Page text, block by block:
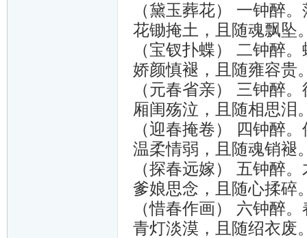
（黛玉葬花） 一钟醉
花锄掩土，且随魂飘坠
（宝钗扑蝶） 二钟醉
娇颜慎褪，且随雍容贵
（元春省亲） 三钟醉
厢闺殇泣，且随相思泪
（迎春掩卷） 四钟醉
温柔情弱，且随魂销褪
（探春远嫁） 五钟醉
爹娘思念，且随心揉碎
（惜春作画） 六钟醉
青灯淡漠，且随绍衣废